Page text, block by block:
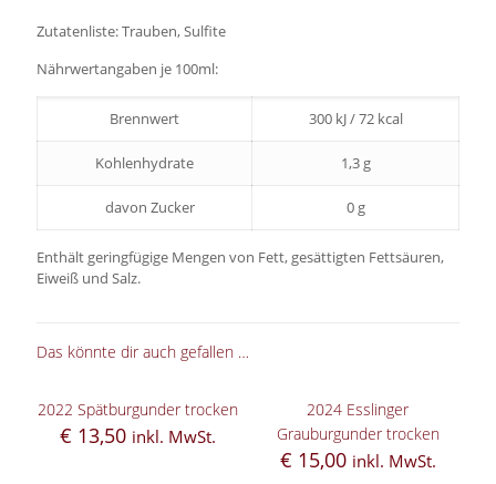
Zutatenliste: Trauben, Sulfite
Nährwertangaben je 100ml:
Brennwert 300 kJ / 72 kcal
Kohlenhydrate 1,3 g
davon Zucker 0 g
Enthält geringfügige Mengen von Fett, gesättigten Fettsäuren,
Eiweiß und Salz.
Das könnte dir auch gefallen …
2022 Spätburgunder trocken
€ 13,50 inkl. MwSt.
2024 Esslinger
Grauburgunder trocken
€ 15,00 inkl. MwSt.